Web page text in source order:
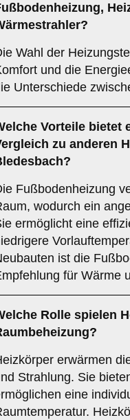
,
?
Wahl der
und die
Unterschiede
Vorteile bietet
zu anderen
Fußbodenheizung
wodurch ein
ermöglicht eine
ist die
für Wärme
Rolle spielen
erwärmen
Strahlung. Sie
eine